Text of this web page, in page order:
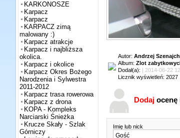
KARKONOSZE
Karpacz
Karpacz
KARPACZ zimą
malowany :)
Karpacz atrakcje
Karpacz i najbliższa
okolica.
Karpacz i okolice
Karpacz Okres Bożego
Narodzenia i Sylwestra
2011-2012
Karpacz trasa rowerowa
Karpacz z drona
KOPA - Kompleks
Narciarski Śnieżka
Krucze Skały - Szlak
Górniczy
Autor: Andrzej Szenajch
Album: Zlot
Dodał(a): | 2014-06-22
Licznik wyświetleń: 2027
Dodaj ocenę
Imię lub nick